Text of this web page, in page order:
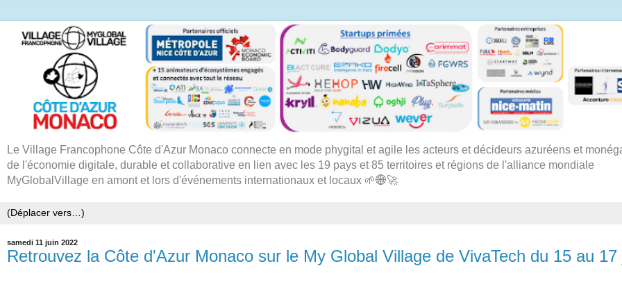
Le Village Francophone Côte d'Azur Monaco connecte en mode phygital et agile les acteurs et décideurs azuréens et
de l'économie digitale, durable et collaborative en lien avec les 19 pays et 85 territoires et régions de l'alliance mondiale
MyGlobalVillage en amont et lors d'événements internationaux et locaux 🌱🌐🚀
samedi 11 juin 2022
Retrouvez la Côte d'Azur Monaco sur le My Global Village de VivaTech du 15 au 17